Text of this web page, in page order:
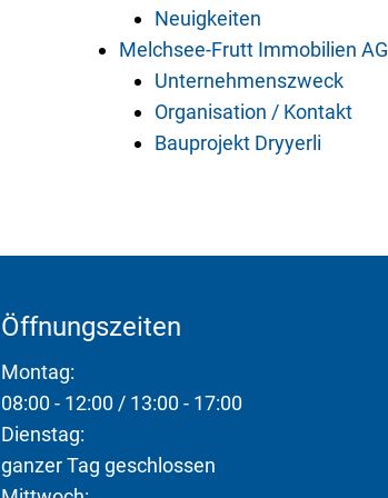
Neuigkeiten
Melchsee-Frutt Immobilien AG
Unternehmenszweck
Organisation / Kontakt
Bauprojekt Dryyerli
Öffnungszeiten
Montag:
08:00 - 12:00 / 13:00 - 17:00
Dienstag:
ganzer Tag geschlossen